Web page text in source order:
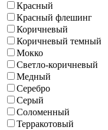
Красный
Красный флешинг
Коричневый
Коричневый темный
Мокко
Светло-коричневый
Медный
Серебро
Серый
Соломенный
Терракотовый